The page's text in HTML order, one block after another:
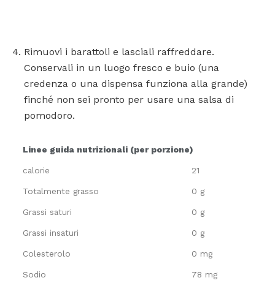
Rimuovi i barattoli e lasciali raffreddare.
Conservali in un luogo fresco e buio (una
credenza o una dispensa funziona alla grande)
finché non sei pronto per usare una salsa di
pomodoro.
Linee guida nutrizionali (per porzione)
calorie 21
Totalmente grasso 0 g
Grassi saturi 0 g
Grassi insaturi 0 g
Colesterolo 0 mg
Sodio 78 mg